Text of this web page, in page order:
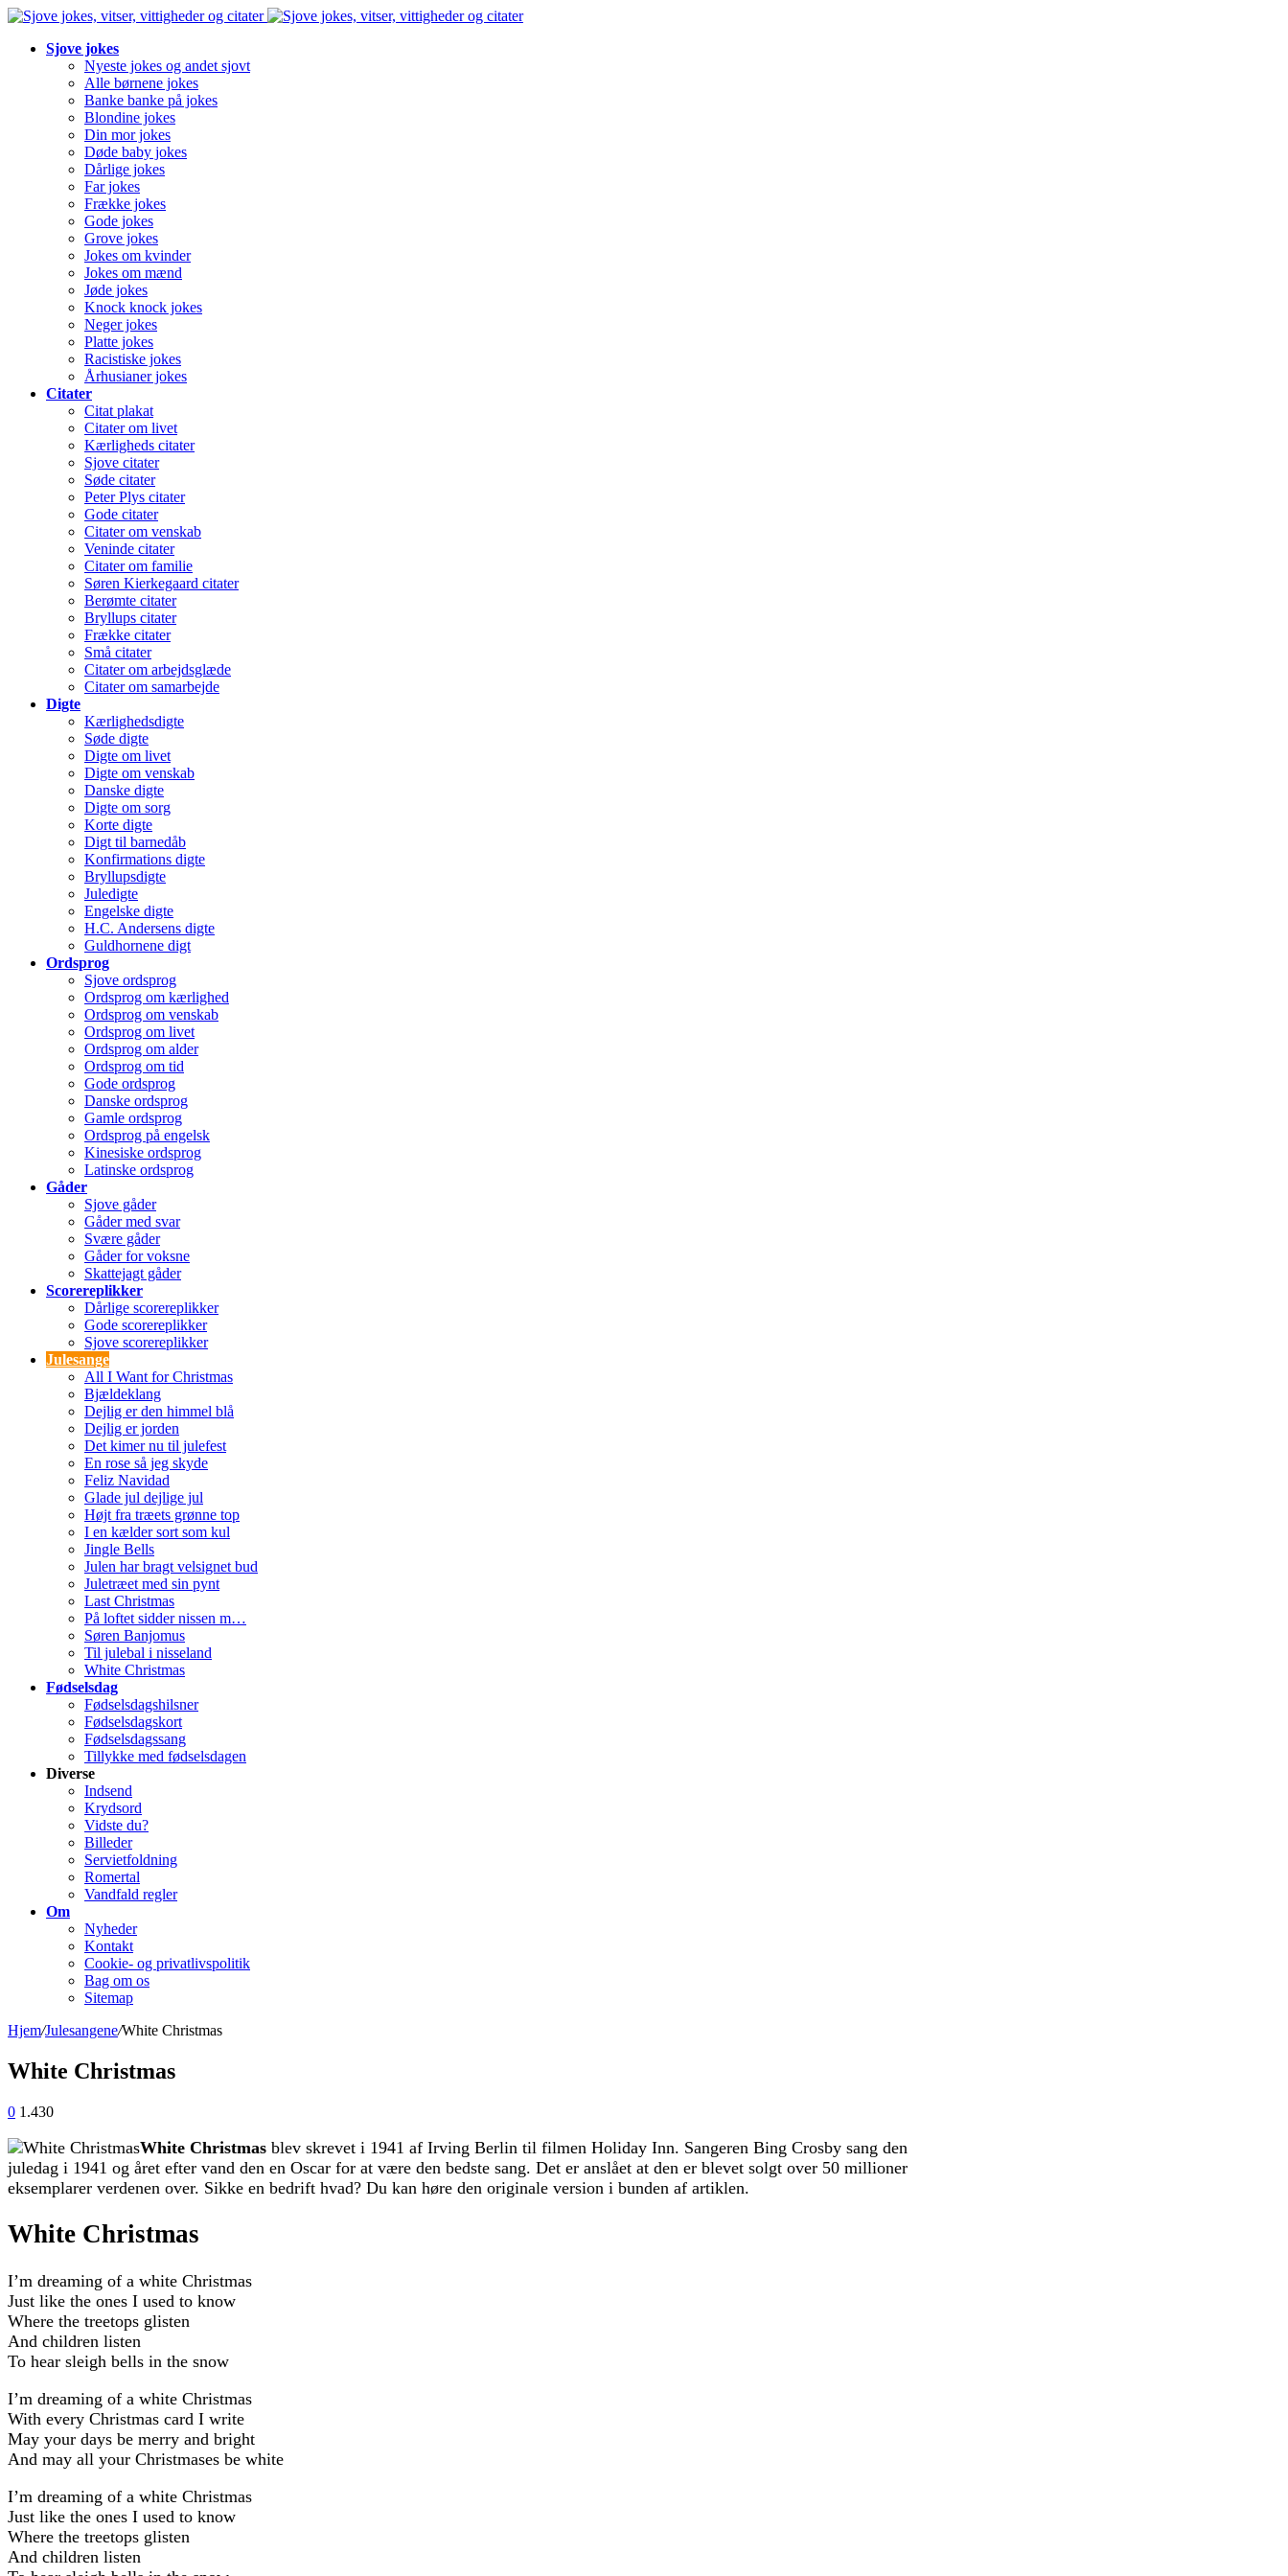
Sjove jokes
Nyeste jokes og andet sjovt
Alle børnene jokes
Banke banke på jokes
Blondine jokes
Din mor jokes
Døde baby jokes
Dårlige jokes
Far jokes
Frække jokes
Gode jokes
Grove jokes
Jokes om kvinder
Jokes om mænd
Jøde jokes
Knock knock jokes
Neger jokes
Platte jokes
Racistiske jokes
Århusianer jokes
Citater
Citat plakat
Citater om livet
Kærligheds citater
Sjove citater
Søde citater
Peter Plys citater
Gode citater
Citater om venskab
Veninde citater
Citater om familie
Søren Kierkegaard citater
Berømte citater
Bryllups citater
Frække citater
Små citater
Citater om arbejdsglæde
Citater om samarbejde
Digte
Kærlighedsdigte
Søde digte
Digte om livet
Digte om venskab
Danske digte
Digte om sorg
Korte digte
Digt til barnedåb
Konfirmations digte
Bryllupsdigte
Juledigte
Engelske digte
H.C. Andersens digte
Guldhornene digt
Ordsprog
Sjove ordsprog
Ordsprog om kærlighed
Ordsprog om venskab
Ordsprog om livet
Ordsprog om alder
Ordsprog om tid
Gode ordsprog
Danske ordsprog
Gamle ordsprog
Ordsprog på engelsk
Kinesiske ordsprog
Latinske ordsprog
Gåder
Sjove gåder
Gåder med svar
Svære gåder
Gåder for voksne
Skattejagt gåder
Scorereplikker
Dårlige scorereplikker
Gode scorereplikker
Sjove scorereplikker
Julesange
All I Want for Christmas
Bjældeklang
Dejlig er den himmel blå
Dejlig er jorden
Det kimer nu til julefest
En rose så jeg skyde
Feliz Navidad
Glade jul dejlige jul
Højt fra træets grønne top
I en kælder sort som kul
Jingle Bells
Julen har bragt velsignet bud
Juletræet med sin pynt
Last Christmas
På loftet sidder nissen m…
Søren Banjomus
Til julebal i nisseland
White Christmas
Fødselsdag
Fødselsdagshilsner
Fødselsdagskort
Fødselsdagssang
Tillykke med fødselsdagen
Diverse
Indsend
Krydsord
Vidste du?
Billeder
Servietfoldning
Romertal
Vandfald regler
Om
Nyheder
Kontakt
Cookie- og privatlivspolitik
Bag om os
Sitemap
Hjem/Julesangene/White Christmas
White Christmas
0 1.430
White Christmas blev skrevet i 1941 af Irving Berlin til filmen Holiday Inn. Sangeren Bing Crosby sang den
juledag i 1941 og året efter vand den en Oscar for at være den bedste sang. Det er anslået at den er blevet solgt over 50 millioner
eksemplarer verdenen over. Sikke en bedrift hvad? Du kan høre den originale version i bunden af artiklen.
White Christmas
I’m dreaming of a white Christmas
Just like the ones I used to know
Where the treetops glisten
And children listen
To hear sleigh bells in the snow
I’m dreaming of a white Christmas
With every Christmas card I write
May your days be merry and bright
And may all your Christmases be white
I’m dreaming of a white Christmas
Just like the ones I used to know
Where the treetops glisten
And children listen